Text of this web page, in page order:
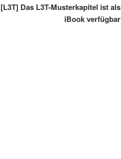
[L3T] Das L3T-Musterkapitel ist als
iBook verfügbar